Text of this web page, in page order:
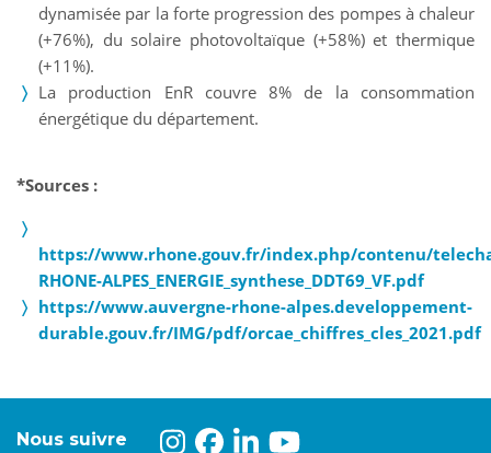
dynamisée par la forte progression des pompes à chaleur
(+76%), du solaire photovoltaïque (+58%) et thermique
(+11%).
La production EnR couvre 8% de la consommation
énergétique du département.
*Sources :
https://www.rhone.gouv.fr/index.php/contenu/
RHONE-ALPES_ENERGIE_synthese_DDT69_VF.pdf
https://www.auvergne-rhone-alpes.developpement-
durable.gouv.fr/IMG/pdf/orcae_chiffres_cles_2021.pdf
Nous suivre